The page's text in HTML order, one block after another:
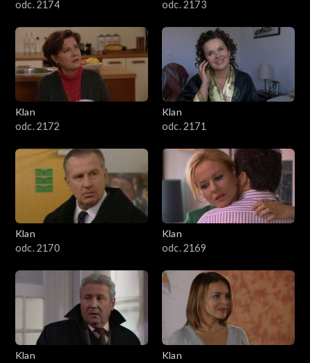
odc. 2174 odc. 2173
Klan
odc. 2172
Klan
odc. 2171
Klan
odc. 2170
Klan
odc. 2169
Klan
Klan